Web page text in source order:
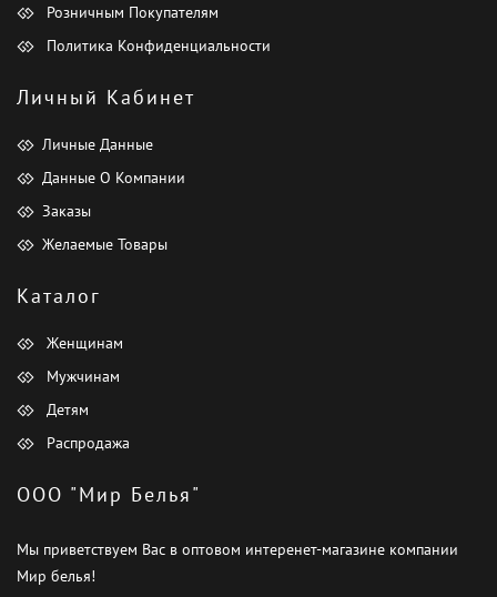
Розничным Покупателям
Политика Конфиденциальности
Личный Кабинет
Личные Данные
Данные О Компании
Заказы
Желаемые Товары
Каталог
Женщинам
Мужчинам
Детям
Распродажа
ООО "Мир Белья"
Мы приветствуем Вас в оптовом интеренет-магазине компании
Мир белья!